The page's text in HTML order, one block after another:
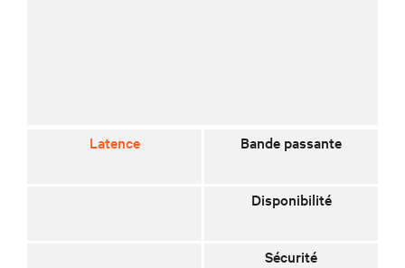
Latence Bande passante
Disponibilité
Sécurité